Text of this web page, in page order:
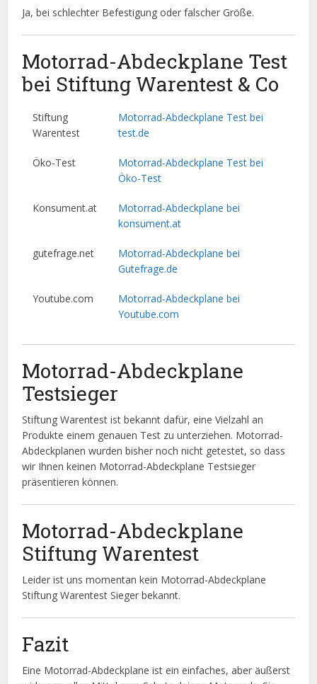
Ja, bei schlechter Befestigung oder falscher Größe.
Motorrad-Abdeckplane Test
bei Stiftung Warentest & Co
Stiftung
Warentest
Motorrad-Abdeckplane Test bei
test.de
Öko-Test
Motorrad-Abdeckplane Test bei
Öko-Test
Konsument.at
Motorrad-Abdeckplane bei
konsument.at
gutefrage.net
Motorrad-Abdeckplane bei
Gutefrage.de
Youtube.com
Motorrad-Abdeckplane bei
Youtube.com
Motorrad-Abdeckplane
Testsieger
Stiftung Warentest ist bekannt dafür, eine Vielzahl an
Produkte einem genauen Test zu unterziehen. Motorrad-
Abdeckplanen wurden bisher noch nicht getestet, so dass
wir Ihnen keinen Motorrad-Abdeckplane Testsieger
präsentieren können.
Motorrad-Abdeckplane
Stiftung Warentest
Leider ist uns momentan kein Motorrad-Abdeckplane
Stiftung Warentest Sieger bekannt.
Fazit
Eine Motorrad-Abdeckplane ist ein einfaches, aber äußerst